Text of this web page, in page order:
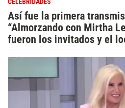
Así fue la primera
“Almorzando con Mirtha
fueron los invitados y el